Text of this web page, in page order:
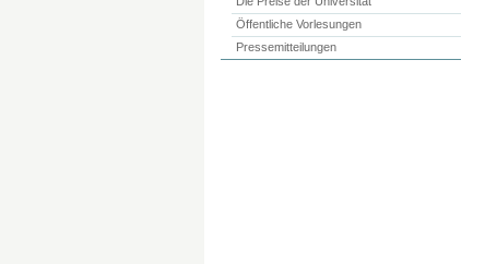
Öffentliche Vorlesungen
Pressemitteilungen